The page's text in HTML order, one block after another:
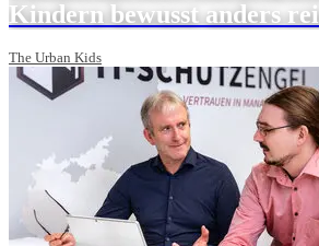
Kindern bewusst anders
The Urban Kids